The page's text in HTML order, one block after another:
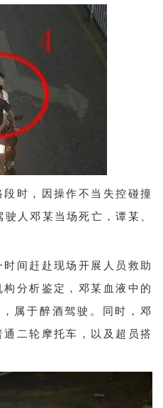
时，因操作不当失控碰撞
人邓某当场死亡，谭某、
间赶赴现场开展人员救助
分析鉴定，邓某血液中的
属于醉酒驾驶。同时，邓
二轮摩托车，以及超员搭